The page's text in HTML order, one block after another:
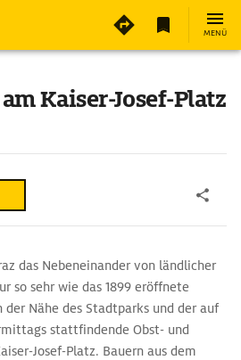
MENÜ
Kaiser-Josef-Platz
das Nebeneinander von ländlicher
so sehr wie das 1899 eröffnete
der Nähe des Stadtparks und der auf
stattfindende Obst- und
Josef-Platz. Bauern aus dem